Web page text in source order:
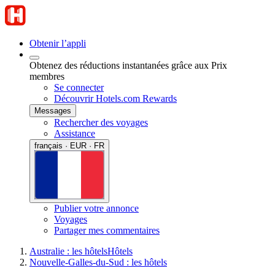
Obtenir l’appli
Obtenez des réductions instantanées grâce aux Prix
membres
Se connecter
Découvrir Hotels.com Rewards
Messages
Rechercher des voyages
Assistance
français · EUR · FR
Publier votre annonce
Voyages
Partager mes commentaires
Australie : les hôtelsHôtels
Nouvelle-Galles-du-Sud : les hôtels